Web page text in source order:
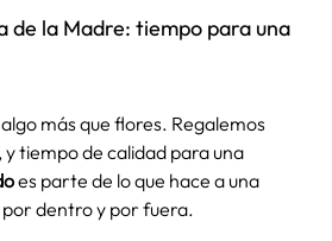
de la Madre: tiempo para una
más que flores. Regalemos
tiempo de calidad para una
es parte de lo que hace a una
dentro y por fuera.